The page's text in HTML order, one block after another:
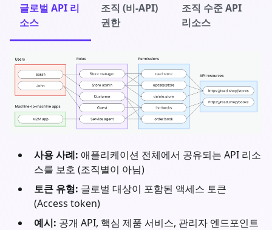
글로벌 API 리
소스
조직 (비-API)
권한
조직 수준 API
리소스
사용 사례: 애플리케이션 전체에서 공유되는 API 리소
스를 보호 (조직별이 아님)
토큰 유형: 글로벌 대상이 포함된 액세스 토큰
(Access token)
예시: 공개 API, 핵심 제품 서비스, 관리자 엔드포인트